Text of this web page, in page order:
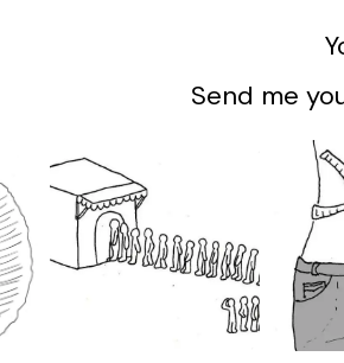
Send me